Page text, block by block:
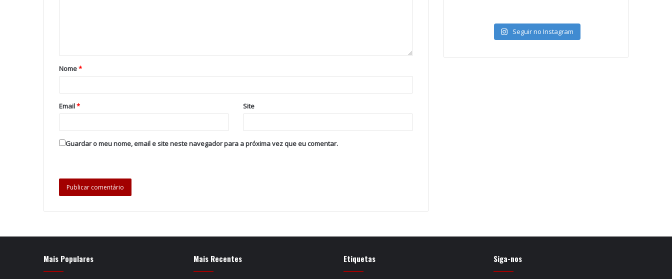
Nome*
Email* Site
Guardar o meu nome, email e site neste navegador para a próxima vez que eu comentar.
Seguir no Instagram
Mais Populares Mais Recentes Etiquetas Siga-nos